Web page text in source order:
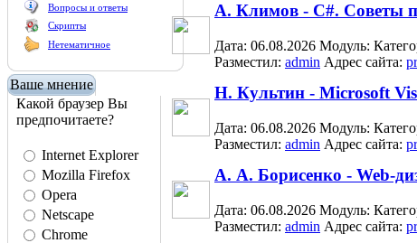
Вопросы и ответы
Скрипты
Нетематичное
Ваше мнение
Какой браузер Вы
предпочитаете?
Internet Explorer
Mozilla Firefox
Opera
Netscape
Chrome
А. Климов - C#. Советы
Дата: 06.08.2026 Модуль:
Разместил: admin Адрес сайта:
Н. Культин - Microsoft
Дата: 06.08.2026 Модуль:
Разместил: admin Адрес сайта:
А. А. Борисенко - Web-
Дата: 06.08.2026 Модуль:
Разместил: admin Адрес сайта: